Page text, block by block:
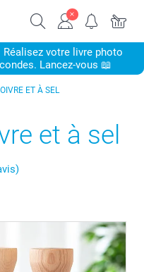
votre livre photo
Lancez-vous 📖
ET À SEL
et à sel